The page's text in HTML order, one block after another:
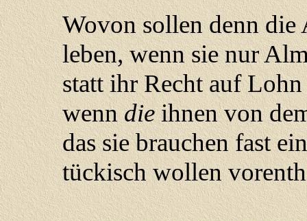
Wovon sollen denn die
leben, wenn sie nur
statt ihr Recht auf
wenndieihnen von
das sie brauchen fast
tückisch wollen